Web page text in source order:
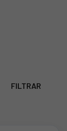
FILTRAR